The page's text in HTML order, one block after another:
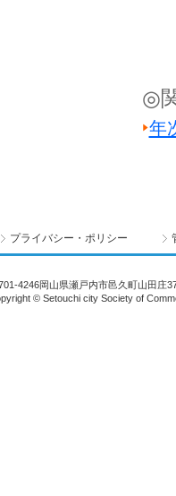
◎
年
プライバシー・ポリシー
4246岡山県瀬戸内市邑久町山田庄
© Setouchi city Society of